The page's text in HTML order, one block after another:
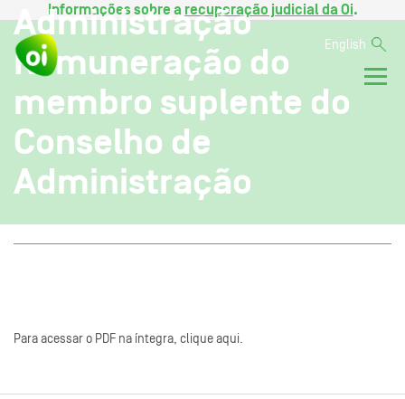
Informações sobre a recuperação judicial da Oi.
English
Administração
Remuneração do
membro suplente do
Conselho de
Administração
Para acessar o PDF na íntegra, clique aqui.